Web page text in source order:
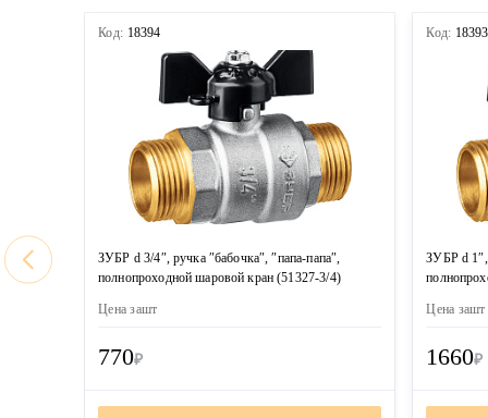
Код: 18394
ЗУБР d 3/4″, ручка ″бабочка″, ″папа-папа″,
полнопроходной шаровой кран (51327-3/4)
Цена зашт
770₽
Код: 18393
ЗУБР d 1″,
Цена зашт
1660₽